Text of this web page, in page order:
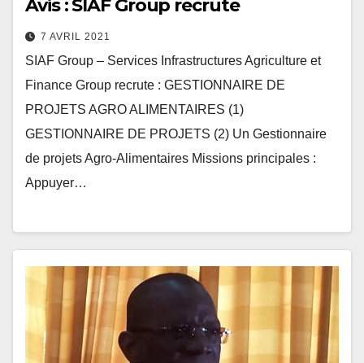
Avis : SIAF Group recrute
7 AVRIL 2021
SIAF Group – Services Infrastructures Agriculture et
Finance Group recrute : GESTIONNAIRE DE
PROJETS AGRO ALIMENTAIRES (1)
GESTIONNAIRE DE PROJETS (2) Un Gestionnaire
de projets Agro-Alimentaires Missions principales :
Appuyer…